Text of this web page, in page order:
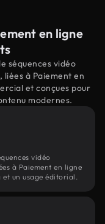
en ligne
séquences vidéo
à Paiement en
et conçues pour
modernes.
vidéo
à Paiement en ligne
un usage éditorial.